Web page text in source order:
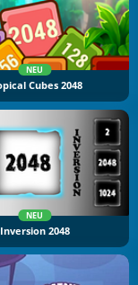
NEU
Cubes 2048
NEU
Inversion 2048